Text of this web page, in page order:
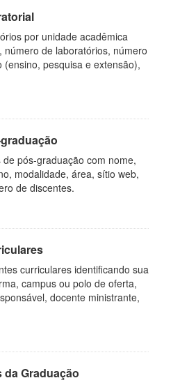
por unidade acadêmica
número de laboratórios, número
pesquisa e extensão),
pós-graduação com nome,
modalidade, área, sítio web,
de discentes.
curriculares identificando sua
campus ou polo de oferta,
docente ministrante,
Graduação